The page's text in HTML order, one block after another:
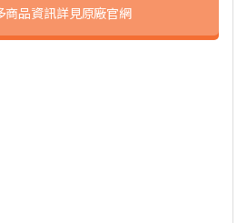
商品資訊詳見原廠官網